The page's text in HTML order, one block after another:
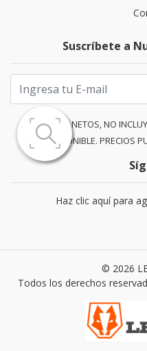
Suscríbete a
PRECIOS NETOS, NO
DISPONIBLE. PRECIOS
Haz clic aquí para
© 2026
Todos los derechos